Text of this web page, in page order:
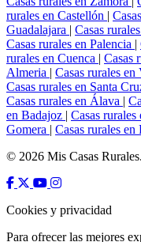
rurales en Castellón |
Guadalajara | Casas
Casas rurales en Palencia |
rurales en Cuenca | Casas
Almeria | Casas rurales en
Casas rurales en Santa
Casas rurales en Álava |
en Badajoz | Casas
Gomera | Casas rurales en
© 2026 Mis Casas
Cookies y privacidad
Para ofrecer las mejores